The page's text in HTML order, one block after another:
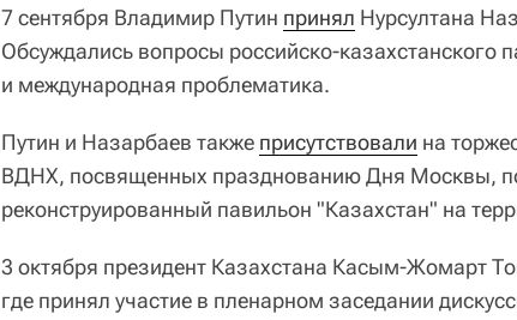
7 сентября Владимир Путин принял Нурсултана
Обсуждались вопросы российско-казахстанского
и международная проблематика.
Путин и Назарбаев также присутствовали на
ВДНХ, посвященных празднованию Дня Москвы,
реконструированный павильон "Казахстан" на
3 октября президент Казахстана Касым-Жомарт
где принял участие в пленарном заседании